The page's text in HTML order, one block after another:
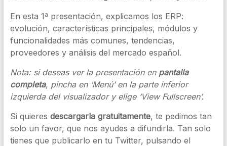
En esta 1ª presentación, explicamos los ERP:
evolución, características principales, módulos y
funcionalidades más comunes, tendencias,
proveedores y análisis del mercado español.
Nota: si deseas ver la presentación en pantalla
completa, pincha en ‘Menú’ en la parte inferior
izquierda del visualizador y elige ‘View Fullscreen’.
Si quieres descargarla gratuitamente, te pedimos tan
solo un favor, que nos ayudes a difundirla. Tan solo
tienes que publicarlo en tu Twitter, pulsando el